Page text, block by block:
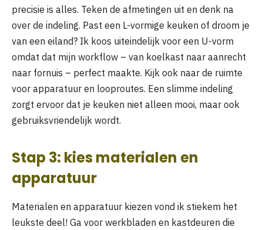
precisie is alles. Teken de afmetingen uit en denk na
over de indeling. Past een L-vormige keuken of droom je
van een eiland? Ik koos uiteindelijk voor een U-vorm
omdat dat mijn workflow – van koelkast naar aanrecht
naar fornuis – perfect maakte. Kijk ook naar de ruimte
voor apparatuur en looproutes. Een slimme indeling
zorgt ervoor dat je keuken niet alleen mooi, maar ook
gebruiksvriendelijk wordt.
Stap 3: kies materialen en
apparatuur
Materialen en apparatuur kiezen vond ik stiekem het
leukste deel! Ga voor werkbladen en kastdeuren die